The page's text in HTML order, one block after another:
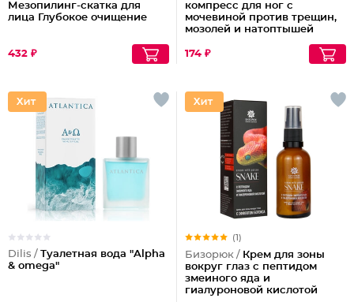
Мезопилинг-скатка для
лица Глубокое очищение
432 ₽
компресс для ног с
мочевиной против трещин,
мозолей и натоптышей
174 ₽
Dilis / Туалетная вода "Alpha
& omega"
(1)
Бизорюк / Крем для зоны
вокруг глаз с пептидом
змеиного яда и
гиалуроновой кислотой